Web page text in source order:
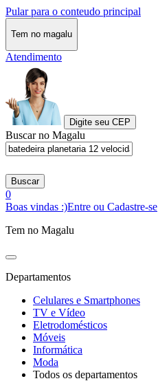
Pular para o conteudo principal
Tem no magalu
Atendimento
Digite seu CEP
Buscar no Magalu
Buscar
0
Boas vindas :)Entre ou Cadastre-se
Tem no Magalu
Departamentos
Celulares e Smartphones
TV e Vídeo
Eletrodomésticos
Móveis
Informática
Moda
Todos os departamentos